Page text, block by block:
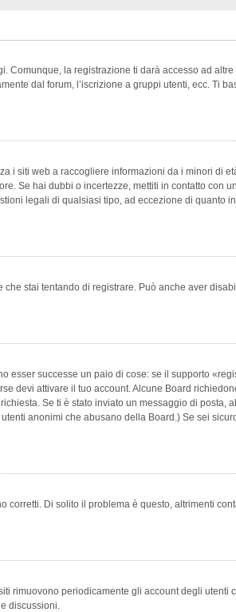
la registrazione ti darà accesso ad
dal forum, l’iscrizione a gruppi utenti, ecc. Ti
i siti web a raccogliere informazioni da i minori di
Se hai dubbi o incertezze, mettiti in contatto con
legali di qualsiasi tipo, ad eccezione di quanto
stai tentando di registrare. Può anche aver
esser successe un paio di cose: se il supporto
devi attivare il tuo account. Alcune Board
Se ti è stato inviato un messaggio di posta,
anonimi che abusano della Board.) Se sei
Di solito il problema è questo, altrimenti
rimuovono periodicamente gli account degli
discussioni.